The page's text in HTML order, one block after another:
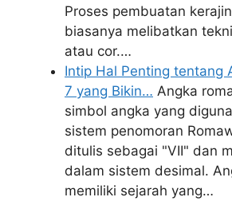
Proses pembuatan
biasanya melibatkan
atau cor.…
Intip Hal Penting tentang
7 yang Bikin… Angka
simbol angka yang
sistem penomoran
ditulis sebagai "VII" dan
dalam sistem desimal.
memiliki sejarah yang…